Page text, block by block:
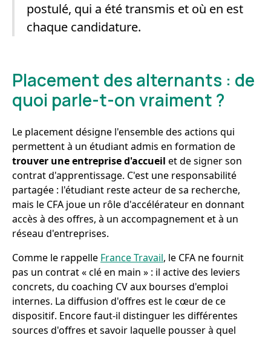
postulé, qui a été transmis et où en est
chaque candidature.
Placement des alternants : de
quoi parle-t-on vraiment ?
Le placement désigne l'ensemble des actions qui
permettent à un étudiant admis en formation de
trouver une entreprise d'accueil et de signer son
contrat d'apprentissage. C'est une responsabilité
partagée : l'étudiant reste acteur de sa recherche,
mais le CFA joue un rôle d'accélérateur en donnant
accès à des offres, à un accompagnement et à un
réseau d'entreprises.
Comme le rappelle France Travail, le CFA ne fournit
pas un contrat « clé en main » : il active des leviers
concrets, du coaching CV aux bourses d'emploi
internes. La diffusion d'offres est le cœur de ce
dispositif. Encore faut-il distinguer les différentes
sources d'offres et savoir laquelle pousser à quel